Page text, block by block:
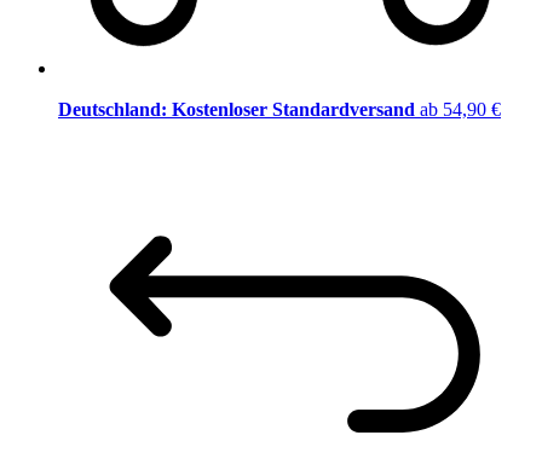
Deutschland: Kostenloser Standardversand ab 54,90 €